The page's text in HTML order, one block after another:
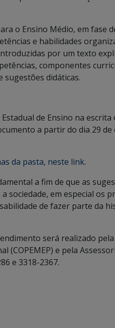
o Ensino Médio, em fase
e habilidades
por um texto
componentes
sugestões didáticas.
de Ensino na escrita
a partir do dia 29
da pasta, neste link.
a fim de que as
sociedade, em especial os
de fazer parte da
será realizado
(COPEMEP) e pela
e 3318-2367.